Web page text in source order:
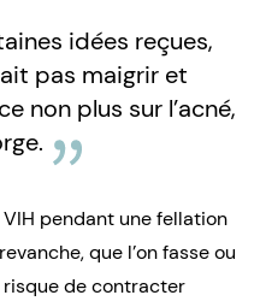
idées reçues,
pas maigrir et
non plus sur l’acné,
VIH pendant une fellation
que l’on fasse ou
risque de contracter